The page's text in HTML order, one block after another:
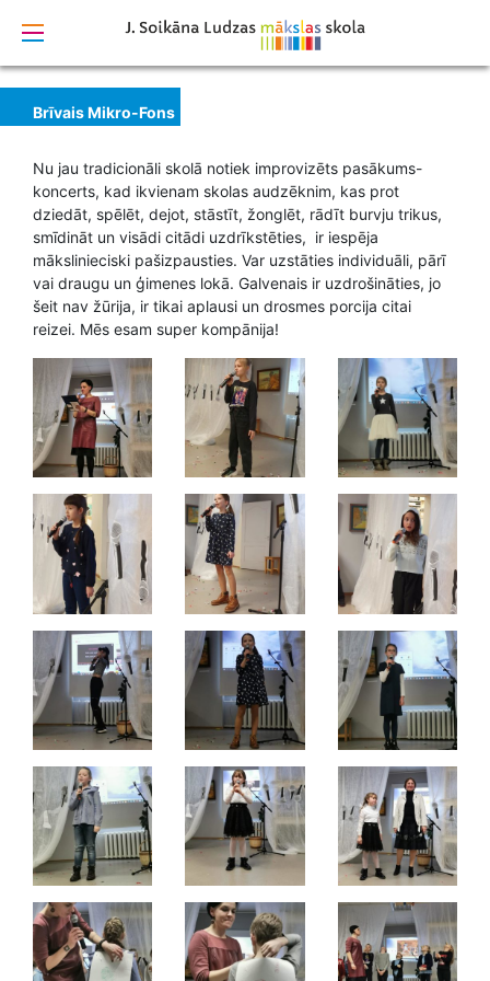
Brīvais Mikro-Fons
Nu jau tradicionāli skolā notiek improvizēts pasākums-
koncerts, kad ikvienam skolas audzēknim, kas prot
dziedāt, spēlēt, dejot, stāstīt, žonglēt, rādīt burvju trikus,
smīdināt un visādi citādi uzdrīkstēties, ir iespēja
mākslinieciski pašizpausties. Var uzstāties individuāli, pārī
vai draugu un ģimenes lokā. Galvenais ir uzdrošināties, jo
šeit nav žūrija, ir tikai aplausi un drosmes porcija citai
reizei. Mēs esam super kompānija!
izstrādāts